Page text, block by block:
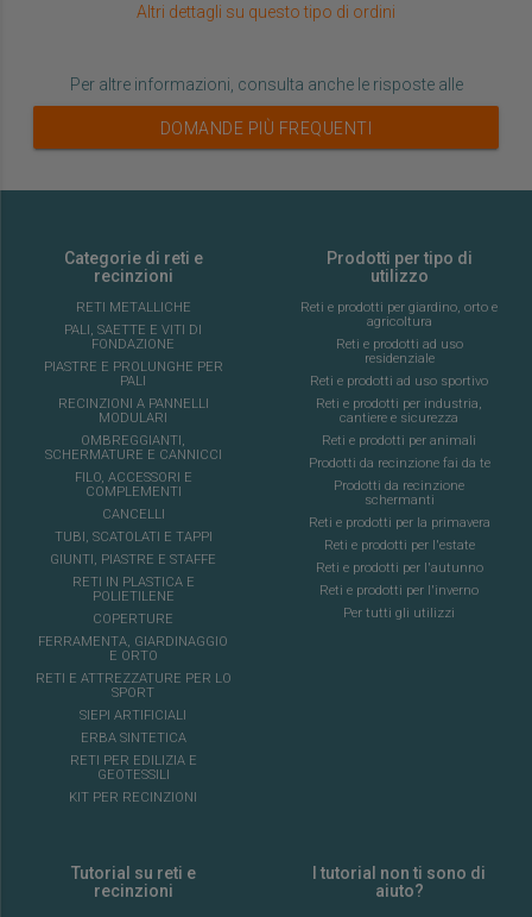
Altri dettagli su questo tipo di ordini
Per altre informazioni, consulta anche le risposte alle
DOMANDE PIÙ FREQUENTI
Categorie di reti e
recinzioni
RETI METALLICHE
PALI, SAETTE E VITI DI
FONDAZIONE
PIASTRE E PROLUNGHE PER
PALI
RECINZIONI A PANNELLI
MODULARI
OMBREGGIANTI,
SCHERMATURE E CANNICCI
FILO, ACCESSORI E
COMPLEMENTI
CANCELLI
TUBI, SCATOLATI E TAPPI
GIUNTI, PIASTRE E STAFFE
RETI IN PLASTICA E
POLIETILENE
COPERTURE
FERRAMENTA, GIARDINAGGIO
E ORTO
RETI E ATTREZZATURE PER LO
SPORT
SIEPI ARTIFICIALI
ERBA SINTETICA
RETI PER EDILIZIA E
GEOTESSILI
KIT PER RECINZIONI
Prodotti per tipo di
utilizzo
Reti e prodotti per giardino, orto e
agricoltura
Reti e prodotti ad uso
residenziale
Reti e prodotti ad uso sportivo
Reti e prodotti per industria,
cantiere e sicurezza
Reti e prodotti per animali
Prodotti da recinzione fai da te
Prodotti da recinzione
schermanti
Reti e prodotti per la primavera
Reti e prodotti per l'estate
Reti e prodotti per l'autunno
Reti e prodotti per l'inverno
Per tutti gli utilizzi
Tutorial su reti e
recinzioni
I tutorial non ti sono di
aiuto?